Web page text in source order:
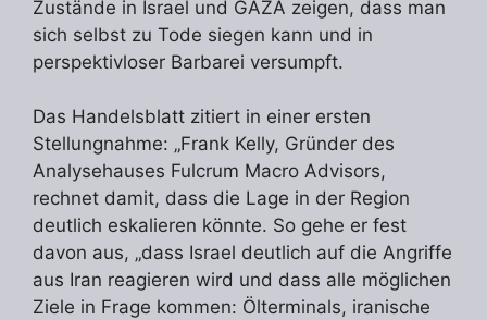
Zustände in Israel und GAZA zeigen, dass man
sich selbst zu Tode siegen kann und in
perspektivloser Barbarei versumpft.
Das Handelsblatt zitiert in einer ersten
Stellungnahme: „Frank Kelly, Gründer des
Analysehauses Fulcrum Macro Advisors,
rechnet damit, dass die Lage in der Region
deutlich eskalieren könnte. So gehe er fest
davon aus, „dass Israel deutlich auf die Angriffe
aus Iran reagieren wird und dass alle möglichen
Ziele in Frage kommen: Ölterminals, iranische